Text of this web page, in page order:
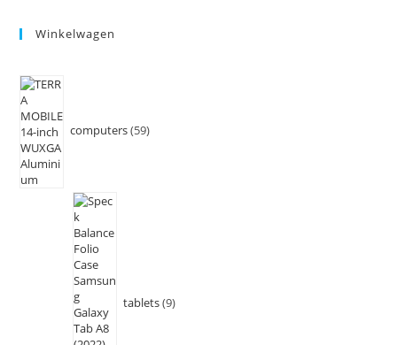
Winkelwagen
computers 59
tablets 9